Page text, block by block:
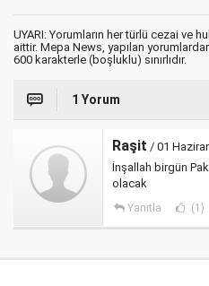
UYARI: Yorumların her türlü cezai ve
aittir. Mepa News, yapılan
600 karakterle (boşluklu) sınırlıdır.
1 Yorum
Raşit / 01
İnşallah birgün
olacak
Yanıtla (1)